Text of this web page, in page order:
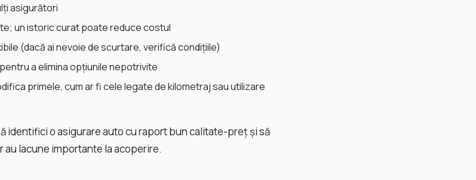
asigurători
un istoric curat poate reduce costul
(dacă ai nevoie de scurtare, verifică condițiile)
a elimina opțiunile nepotrivite
primele, cum ar fi cele legate de kilometraj sau utilizare
identifici o asigurare auto cu raport bun calitate-preț și să
lacune importante la acoperire.